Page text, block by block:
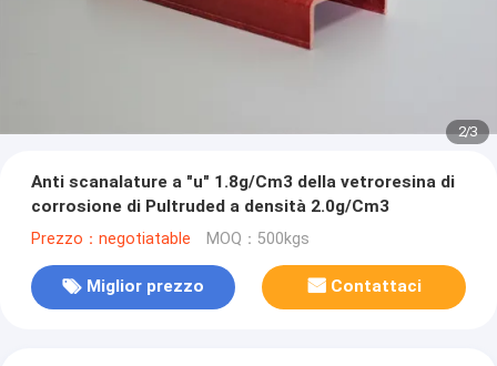
2/3
Anti scanalature a "u" 1.8g/Cm3 della vetroresina di
corrosione di Pultruded a densità 2.0g/Cm3
Prezzo：negotiatable MOQ：500kgs
Miglior prezzo Contattaci